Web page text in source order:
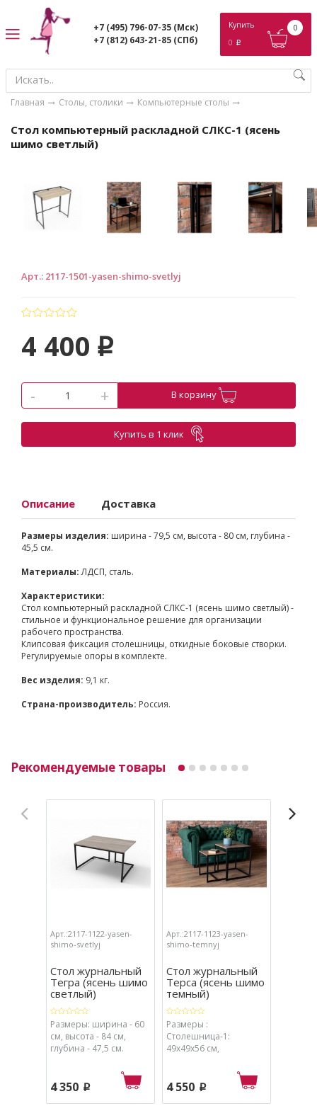
+7 (495) 796-07-35 (Мск)
+7 (812) 643-21-85 (СПб)
Купить
0 p
0
Главная Столы, столики Компьютерные столы
Стол компьютерный раскладной СЛКС-1 (ясень
шимо светлый)
Арт.: 2117-1501-yasen-shimo-svetlyj
4 400 p
- + В корзину
Купить в 1 клик
Описание Доставка
Размеры изделия: ширина - 79,5 см, высота - 80 см, глубина -
45,5 см.
Материалы:ЛДСП, сталь.
Характеристики:
Стол компьютерный раскладной СЛКС-1 (ясень шимо светлый) -
стильное и функциональное решение для организации
рабочего пространства.
Клипсовая фиксация столешницы, откидные боковые створки.
Регулируемые опоры в комплекте.
Вес изделия: 9,1 кг.
Страна-производитель: Россия.
Рекомендуемые товары
Арт.:2117-1122-yasen-
shimo-svetlyj
Стол журнальный
Тегра (ясень шимо
светлый)
Размеры: ширина - 60
см, высота - 84 см,
глубина - 47,5 см.
4 350 p
Арт.:2117-1123-yasen-
shimo-temnyj
Стол журнальный
Терса (ясень шимо
темный)
Размеры :
Столешница-1:
49х49х56 см,
4 550 p